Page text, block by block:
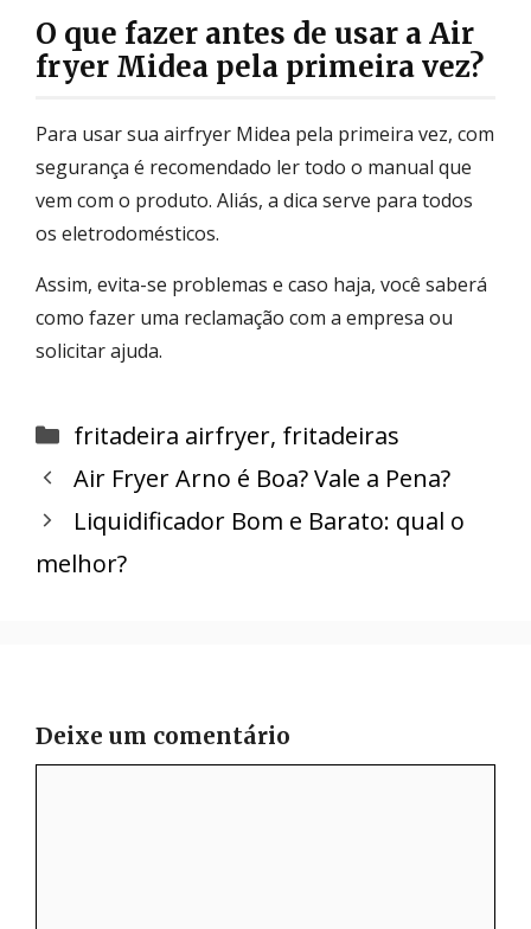
O que fazer antes de usar a Air
fryer Midea pela primeira vez?
Para usar sua airfryer Midea pela primeira vez, com
segurança é recomendado ler todo o manual que
vem com o produto. Aliás, a dica serve para todos
os eletrodomésticos.
Assim, evita-se problemas e caso haja, você saberá
como fazer uma reclamação com a empresa ou
solicitar ajuda.
Categorias
fritadeira airfryer, fritadeiras
Air Fryer Arno é Boa? Vale a Pena?
Liquidificador Bom e Barato: qual o
melhor?
Deixe um comentário